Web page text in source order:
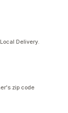
Delivery.
zip code